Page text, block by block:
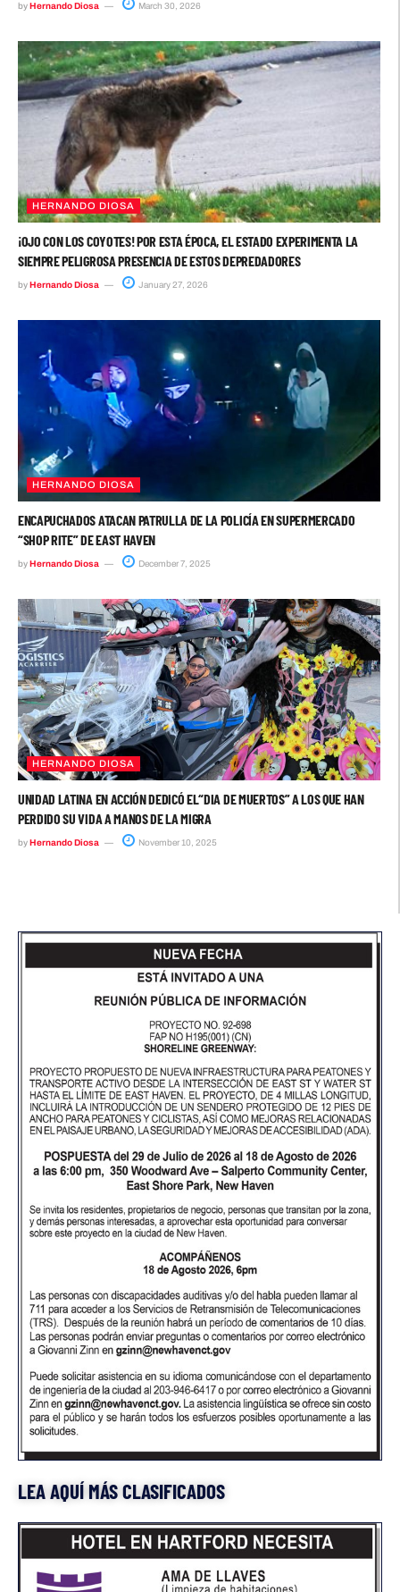
byHernando Diosa March 30, 2026
HERNANDO DIOSA
¡OJO CON LOS COYOTES! POR ESTA ÉPOCA, EL ESTADO EXPERIMENTA LA
SIEMPRE PELIGROSA PRESENCIA DE ESTOS DEPREDADORES
byHernando Diosa January 27, 2026
HERNANDO DIOSA
ENCAPUCHADOS ATACAN PATRULLA DE LA POLICÍA EN SUPERMERCADO
“SHOP RITE” DE EAST HAVEN
byHernando Diosa December 7, 2025
HERNANDO DIOSA
UNIDAD LATINA EN ACCIÓN DEDICÓ EL“DIA DE MUERTOS” A LOS QUE HAN
PERDIDO SU VIDA A MANOS DE LA MIGRA
byHernando Diosa November 10, 2025
LEA AQUÍ MÁS CLASIFICADOS